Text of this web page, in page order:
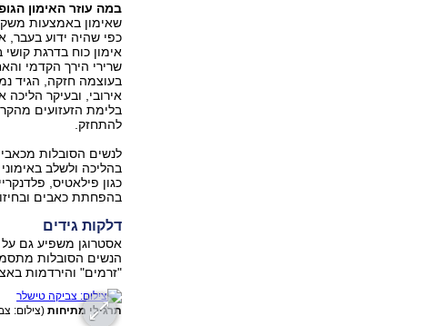
במה עוזר האימון
שאימון באמצעות
כפי שהיה ידוע בעבר,
אימון כוח בדרגת קושי
שרירי הירך הקדמי
בעוצמה חזקה, הגיד
אירובי, ובעיקר
בלימת הזעזועים
להתחזק.
לנשים הסובלות
בהליכה ולשלב
כגון פילאטיס,
בהפחתת כאבים
דלקות גידים
אסטרוגן משפיע גם
הנשים הסובלות
"זרמים" והירדמות
תרגילי מתיחות (צילום: